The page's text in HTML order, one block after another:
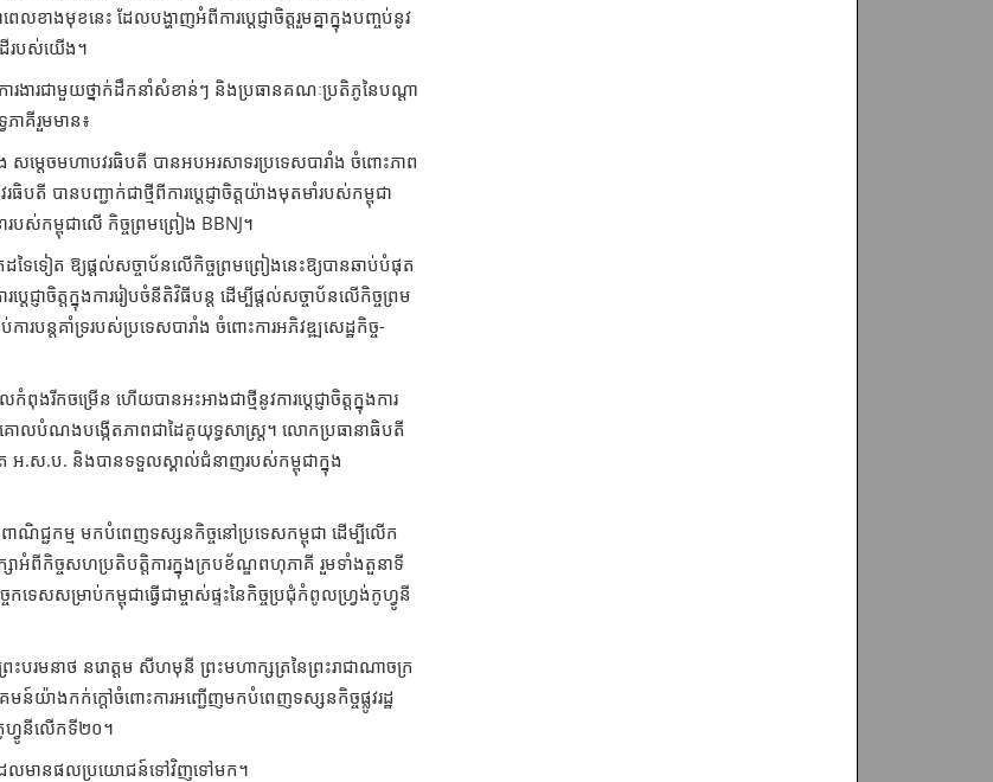
ាង​មុខ​នេះ ដែលបង្ហាញអំពីការប្តេជ្ញាចិត្តរួមគ្នាក្នុងបញ្ចប់នូវ
របស់យើង។
ងារជាមួយថ្នាក់ដឹកនាំសំខាន់ៗ និងប្រធានគណៈប្រតិភូនៃបណ្តា​
ាគីរួមមាន៖
តេច​មហាបវរ​ធិបតី បានអបអរសាទរប្រទេសបារាំង ចំពោះភាព
បតី បានបញ្ជាក់ជាថ្មីពីការប្តេជ្ញាចិត្តយ៉ាងមុតមាំរបស់កម្ពុជា
របស់កម្ពុជាលើ កិច្ចព្រមព្រៀង BBNJ។
ៃ​ទៀត ឱ្យផ្តល់សច្ចាប័នលើកិច្ចព្រមព្រៀងនេះឱ្យបានឆាប់បំផុត
ចិត្តក្នុងការរៀបចំ​នីតិវិធីបន្ត ដើម្បីផ្តល់សច្ចាប័នលើកិច្ចព្រម
របន្តគាំទ្ររបស់ប្រទេសបារាំង ចំពោះការអភិវឌ្ឍសេដ្ឋកិច្ច-
ងរីកចម្រើន ហើយបានអះអាងជាថ្មីនូវការប្តេជ្ញាចិត្តក្នុងការ
គោលបំណងបង្កើតភាពជាដៃគូយុទ្ធសាស្ត្រ។ លោកប្រធានាធិបតី
ត អ.ស.ប. និងបានទទួលស្គាល់ជំនាញរបស់កម្ពុជា​ក្នុង
ជ្ជកម្ម មកបំពេញទស្សនកិច្ចនៅប្រទេសកម្ពុជា ដើម្បីលើក
ាអំពីកិច្ចសហប្រតិបត្តិការក្នុង​ក្របខ័ណ្ឌពហុភាគី រួមទាំងតួនាទី
សសម្រាប់កម្ពុជាធ្វើជាម្ចាស់ផ្ទះនៃកិច្ចប្រជុំកំពូល​ហ្វ្រង់កូហ្វូនី
បរម​នាថ នរោត្តម សីហមុនី ព្រះមហាក្សត្រនៃព្រះរាជាណាចក្រ
ន៍យ៉ាងកក់ក្ដៅ​ចំពោះ​ការអញ្ជើញមកបំពេញទស្សនកិច្ចផ្លូវរដ្ឋ
ហ្វូនីលើកទី២០។
តិដែល​មាន​ផលប្រយោជន៍ទៅវិញទៅមក។